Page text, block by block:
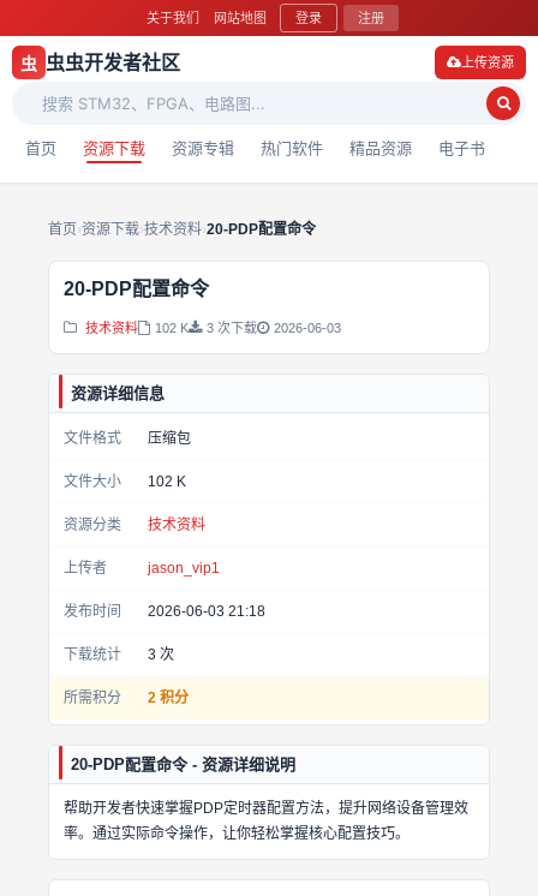
关于我们 网站地图 登录 注册
虫 虫虫开发者社区
首页 资源下载 资源专辑 热门软件 精品资源 电子书
上传资源
首页›资源下载›技术资料›20-PDP配置命令
20-PDP配置命令
技术资料 102 K 3 次下载 2026-06-03
资源详细信息
文件格式 压缩包
文件大小 102 K
资源分类 技术资料
上传者 jason_vip1
发布时间 2026-06-03 21:18
下载统计 3 次
所需积分 2 积分
20-PDP配置命令 - 资源详细说明
帮助开发者快速掌握PDP定时器配置方法，提升网络设备管理效
率。通过实际命令操作，让你轻松掌握核心配置技巧。